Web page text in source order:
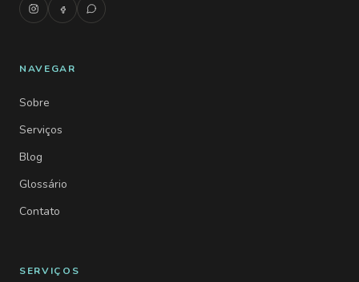
NAVEGAR
Sobre
Serviços
Blog
Glossário
Contato
SERVIÇOS